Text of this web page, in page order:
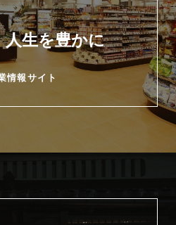
人生を豊かに
情報サイト